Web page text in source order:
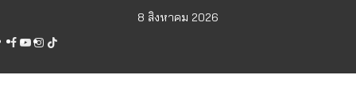
content
8 สิงหาคม 2026
facebook
youtube
instagram
tiktok